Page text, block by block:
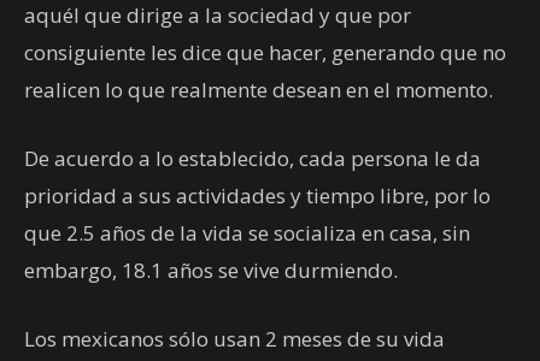
aquél que dirige a la sociedad y que por
consiguiente les dice que hacer, generando que no
realicen lo que realmente desean en el momento.
De acuerdo a lo establecido, cada persona le da
prioridad a sus actividades y tiempo libre, por lo
que 2.5 años de la vida se socializa en casa, sin
embargo, 18.1 años se vive durmiendo.
Los mexicanos sólo usan 2 meses de su vida